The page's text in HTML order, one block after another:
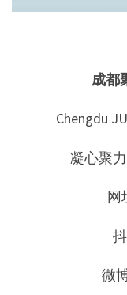
成都
Chengdu
凝心聚
网
微